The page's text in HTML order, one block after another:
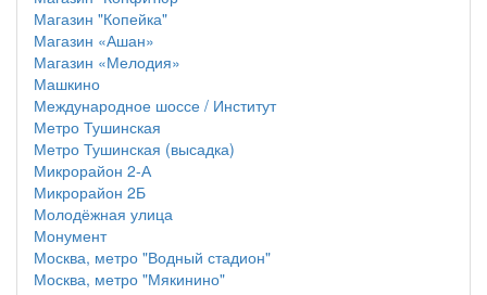
Магазин "Копейка"
Магазин «Ашан»
Магазин «Мелодия»
Машкино
Международное шоссе / Институт
Метро Тушинская
Метро Тушинская (высадка)
Микрорайон 2-А
Микрорайон 2Б
Молодёжная улица
Монумент
Москва, метро "Водный стадион"
Москва, метро "Мякинино"